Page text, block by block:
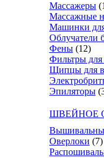
Массажеры
Массажные
Машинки
Облучатели
Фены (12)
Фильтры
Щипцы для
Эпиляторы
ШВЕЙНОЕ
Оверлоки (7)